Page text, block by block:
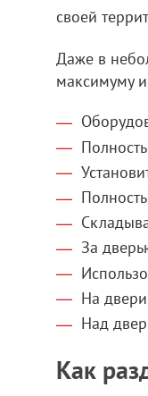
своей
Даже в
максимуму
За
На
Над
Как